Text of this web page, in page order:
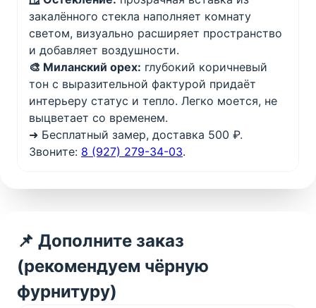
закалённого стекла наполняет комнату
светом, визуально расширяет пространство
и добавляет воздушности.
🎨 Миланский орех: глубокий коричневый
тон с выразительной фактурой придаёт
интерьеру статус и тепло. Легко моется, не
выцветает со временем.
➜ Бесплатный замер, доставка 500 ₽.
Звоните: 8 (927) 279-34-03.
📌 Дополните заказ
(рекомендуем чёрную
фурнитуру)